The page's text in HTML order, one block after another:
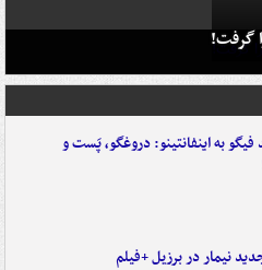
گرفت!
فیگو به اینفانتینو: دروغگو، پَست‌ و
نیمار در برزیل +فیلم